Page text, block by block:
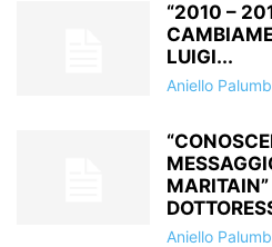
“2010 –
LUIGI...
Aniello
Aniello